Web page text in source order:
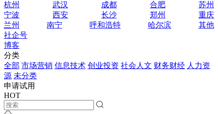
杭州
武汉 成都 合肥
苏州
宁波
西安 长沙 郑州
重庆
兰州
南宁 呼和浩特 哈尔滨
其他
社企号
博客
分类
全部 市场营销 信息技术 创业投资 社会人文 财务财经 人力资
源 未分类
申请试用
HOT